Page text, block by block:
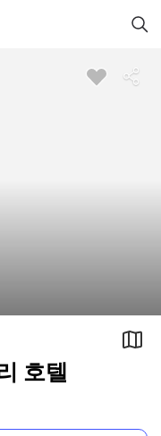
호텔